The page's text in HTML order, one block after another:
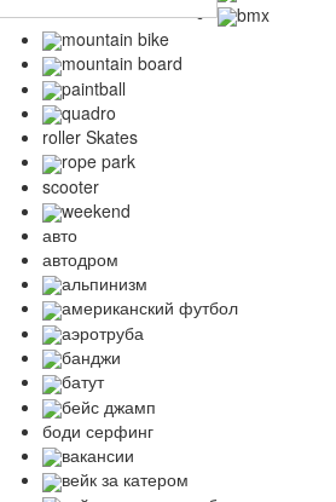
bmx
mountain bike
mountain board
paintball
quadro
roller Skates
rope park
scooter
weekend
авто
автодром
альпинизм
американский футбол
аэротруба
банджи
батут
бейс джамп
боди серфинг
вакансии
вейк за катером